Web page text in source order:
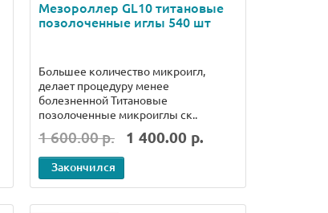
Мезороллер GL10 титановые
позолоченные иглы 540 шт
Большее количество микроигл,
делает процедуру менее
болезненной Титановые
позолоченные микроиглы ск..
1 600.00 р. 1 400.00 р.
Закончился